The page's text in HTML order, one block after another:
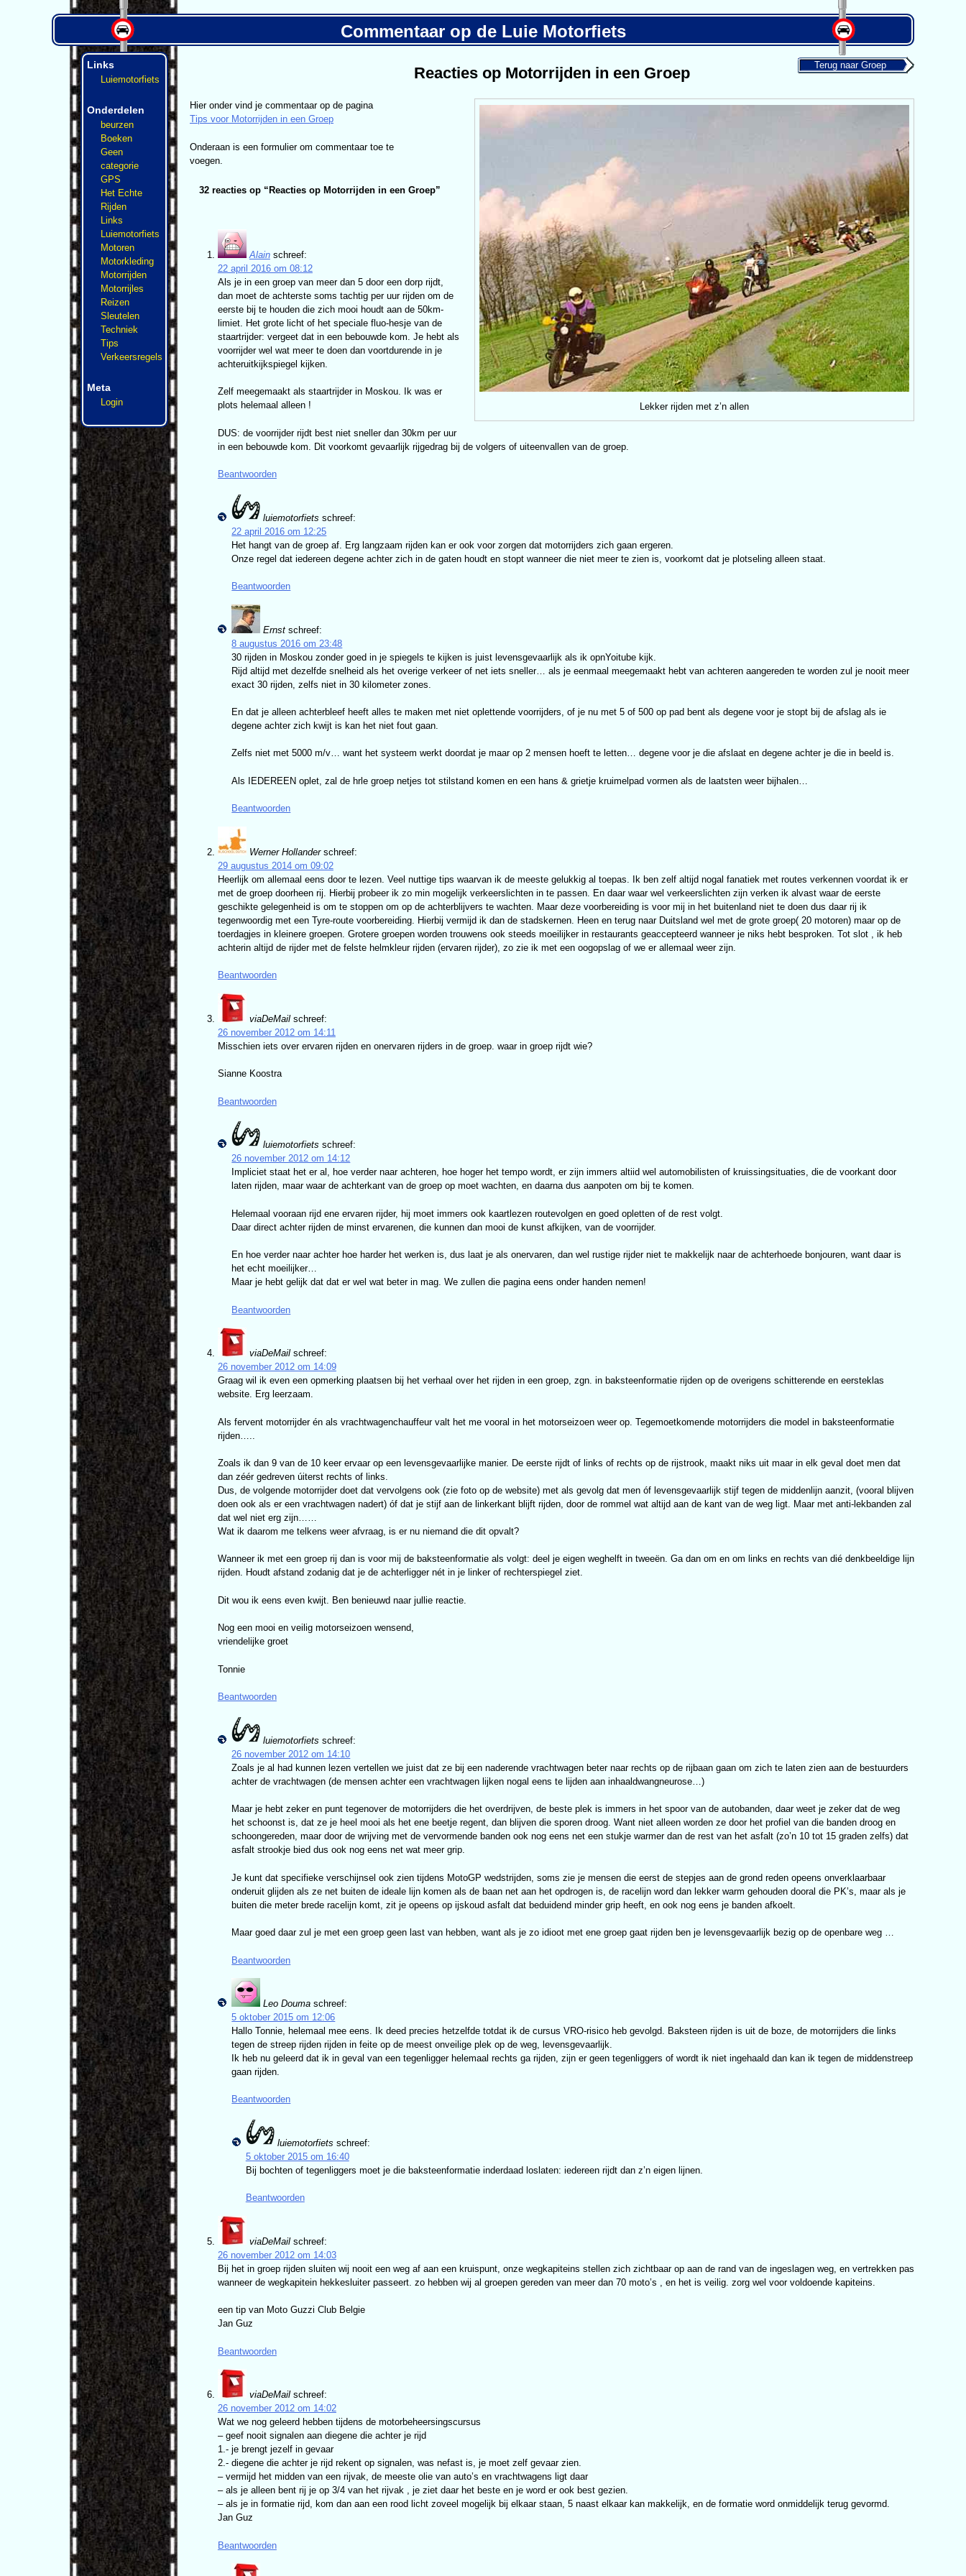
Commentaar op de Luie Motorfiets
Reacties op Motorrijden in een Groep Terug naar Groep
Hier onder vind je commentaar op de pagina
Tips voor Motorrijden in een Groep
Onderaan is een formulier om commentaar toe te
voegen.
Lekker rijden met z’n allen
32 reacties op “ Reacties op Motorrijden in een Groep”
Alain schreef:
22 april 2016 om 08:12
Als je in een groep van meer dan 5 door een dorp rijdt,
dan moet de achterste soms tachtig per uur rijden om de
eerste bij te houden die zich mooi houdt aan de 50km-
limiet. Het grote licht of het speciale fluo-hesje van de
staartrijder: vergeet dat in een bebouwde kom. Je hebt als
voorrijder wel wat meer te doen dan voortdurende in je
achteruitkijkspiegel kijken.
Zelf meegemaakt als staartrijder in Moskou. Ik was er
plots helemaal alleen !
DUS: de voorrijder rijdt best niet sneller dan 30km per uur
in een bebouwde kom. Dit voorkomt gevaarlijk rijgedrag bij de volgers of uiteenvallen van de groep.
Beantwoorden
luiemotorfiets schreef:
22 april 2016 om 12:25
Het hangt van de groep af. Erg langzaam rijden kan er ook voor zorgen dat motorrijders zich gaan ergeren.
Onze regel dat iedereen degene achter zich in de gaten houdt en stopt wanneer die niet meer te zien is, voorkomt dat je plotseling alleen staat.
Beantwoorden
Ernst schreef:
8 augustus 2016 om 23:48
30 rijden in Moskou zonder goed in je spiegels te kijken is juist levensgevaarlijk als ik opnYoitube kijk.
Rijd altijd met dezelfde snelheid als het overige verkeer of net iets sneller… als je eenmaal meegemaakt hebt van achteren aangereden te worden zul je nooit meer
exact 30 rijden, zelfs niet in 30 kilometer zones.
En dat je alleen achterbleef heeft alles te maken met niet oplettende voorrijders, of je nu met 5 of 500 op pad bent als degene voor je stopt bij de afslag als ie
degene achter zich kwijt is kan het niet fout gaan.
Zelfs niet met 5000 m/v… want het systeem werkt doordat je maar op 2 mensen hoeft te letten… degene voor je die afslaat en degene achter je die in beeld is.
Als IEDEREEN oplet, zal de hrle groep netjes tot stilstand komen en een hans & grietje kruimelpad vormen als de laatsten weer bijhalen…
Beantwoorden
Werner Hollander schreef:
29 augustus 2014 om 09:02
Heerlijk om allemaal eens door te lezen. Veel nuttige tips waarvan ik de meeste gelukkig al toepas. Ik ben zelf altijd nogal fanatiek met routes verkennen voordat ik er
met de groep doorheen rij. Hierbij probeer ik zo min mogelijk verkeerslichten in te passen. En daar waar wel verkeerslichten zijn verken ik alvast waar de eerste
geschikte gelegenheid is om te stoppen om op de achterblijvers te wachten. Maar deze voorbereiding is voor mij in het buitenland niet te doen dus daar rij ik
tegenwoordig met een Tyre-route voorbereiding. Hierbij vermijd ik dan de stadskernen. Heen en terug naar Duitsland wel met de grote groep( 20 motoren) maar op de
toerdagjes in kleinere groepen. Grotere groepen worden trouwens ook steeds moeilijker in restaurants geaccepteerd wanneer je niks hebt besproken. Tot slot , ik heb
achterin altijd de rijder met de felste helmkleur rijden (ervaren rijder), zo zie ik met een oogopslag of we er allemaal weer zijn.
Beantwoorden
viaDeMail schreef:
26 november 2012 om 14:11
Misschien iets over ervaren rijden en onervaren rijders in de groep. waar in groep rijdt wie?
Sianne Koostra
Beantwoorden
luiemotorfiets schreef:
26 november 2012 om 14:12
Impliciet staat het er al, hoe verder naar achteren, hoe hoger het tempo wordt, er zijn immers altiid wel automobilisten of kruissingsituaties, die de voorkant door
laten rijden, maar waar de achterkant van de groep op moet wachten, en daarna dus aanpoten om bij te komen.
Helemaal vooraan rijd ene ervaren rijder, hij moet immers ook kaartlezen routevolgen en goed opletten of de rest volgt.
Daar direct achter rijden de minst ervarenen, die kunnen dan mooi de kunst afkijken, van de voorrijder.
En hoe verder naar achter hoe harder het werken is, dus laat je als onervaren, dan wel rustige rijder niet te makkelijk naar de achterhoede bonjouren, want daar is
het echt moeilijker…
Maar je hebt gelijk dat dat er wel wat beter in mag. We zullen die pagina eens onder handen nemen!
Beantwoorden
viaDeMail schreef:
26 november 2012 om 14:09
Graag wil ik even een opmerking plaatsen bij het verhaal over het rijden in een groep, zgn. in baksteenformatie rijden op de overigens schitterende en eersteklas
website. Erg leerzaam.
Als fervent motorrijder én als vrachtwagenchauffeur valt het me vooral in het motorseizoen weer op. Tegemoetkomende motorrijders die model in baksteenformatie
rijden…..
Zoals ik dan 9 van de 10 keer ervaar op een levensgevaarlijke manier. De eerste rijdt of links of rechts op de rijstrook, maakt niks uit maar in elk geval doet men dat
dan zéér gedreven úiterst rechts of links.
Dus, de volgende motorrijder doet dat vervolgens ook (zie foto op de website) met als gevolg dat men óf levensgevaarlijk stijf tegen de middenlijn aanzit, (vooral blijven
doen ook als er een vrachtwagen nadert) óf dat je stijf aan de linkerkant blijft rijden, door de rommel wat altijd aan de kant van de weg ligt. Maar met anti-lekbanden zal
dat wel niet erg zijn……
Wat ik daarom me telkens weer afvraag, is er nu niemand die dit opvalt?
Wanneer ik met een groep rij dan is voor mij de baksteenformatie als volgt: deel je eigen weghelft in tweeën. Ga dan om en om links en rechts van dié denkbeeldige lijn
rijden. Houdt afstand zodanig dat je de achterligger nét in je linker of rechterspiegel ziet.
Dit wou ik eens even kwijt. Ben benieuwd naar jullie reactie.
Nog een mooi en veilig motorseizoen wensend,
vriendelijke groet
Tonnie
Beantwoorden
luiemotorfiets schreef:
26 november 2012 om 14:10
Zoals je al had kunnen lezen vertellen we juist dat ze bij een naderende vrachtwagen beter naar rechts op de rijbaan gaan om zich te laten zien aan de bestuurders
achter de vrachtwagen (de mensen achter een vrachtwagen lijken nogal eens te lijden aan inhaaldwangneurose…)
Maar je hebt zeker en punt tegenover de motorrijders die het overdrijven, de beste plek is immers in het spoor van de autobanden, daar weet je zeker dat de weg
het schoonst is, dat ze je heel mooi als het ene beetje regent, dan blijven die sporen droog. Want niet alleen worden ze door het profiel van die banden droog en
schoongereden, maar door de wrijving met de vervormende banden ook nog eens net een stukje warmer dan de rest van het asfalt (zo’n 10 tot 15 graden zelfs) dat
asfalt strookje bied dus ook nog eens net wat meer grip.
Je kunt dat specifieke verschijnsel ook zien tijdens MotoGP wedstrijden, soms zie je mensen die eerst de stepjes aan de grond reden opeens onverklaarbaar
onderuit glijden als ze net buiten de ideale lijn komen als de baan net aan het opdrogen is, de racelijn word dan lekker warm gehouden dooral die PK’s, maar als je
buiten die meter brede racelijn komt, zit je opeens op ijskoud asfalt dat beduidend minder grip heeft, en ook nog eens je banden afkoelt.
Maar goed daar zul je met een groep geen last van hebben, want als je zo idioot met ene groep gaat rijden ben je levensgevaarlijk bezig op de openbare weg …
Beantwoorden
Leo Douma schreef:
5 oktober 2015 om 12:06
Hallo Tonnie, helemaal mee eens. Ik deed precies hetzelfde totdat ik de cursus VRO-risico heb gevolgd. Baksteen rijden is uit de boze, de motorrijders die links
tegen de streep rijden rijden in feite op de meest onveilige plek op de weg, levensgevaarlijk.
Ik heb nu geleerd dat ik in geval van een tegenligger helemaal rechts ga rijden, zijn er geen tegenliggers of wordt ik niet ingehaald dan kan ik tegen de middenstreep
gaan rijden.
Beantwoorden
luiemotorfiets schreef:
5 oktober 2015 om 16:40
Bij bochten of tegenliggers moet je die baksteenformatie inderdaad loslaten: iedereen rijdt dan z’n eigen lijnen.
Beantwoorden
viaDeMail schreef:
26 november 2012 om 14:03
Bij het in groep rijden sluiten wij nooit een weg af aan een kruispunt, onze wegkapiteins stellen zich zichtbaar op aan de rand van de ingeslagen weg, en vertrekken pas
wanneer de wegkapitein hekkesluiter passeert. zo hebben wij al groepen gereden van meer dan 70 moto’s , en het is veilig. zorg wel voor voldoende kapiteins.
een tip van Moto Guzzi Club Belgie
Jan Guz
Beantwoorden
viaDeMail schreef:
26 november 2012 om 14:02
Wat we nog geleerd hebben tijdens de motorbeheersingscursus
– geef nooit signalen aan diegene die achter je rijd
1.- je brengt jezelf in gevaar
2.- diegene die achter je rijd rekent op signalen, was nefast is, je moet zelf gevaar zien.
– vermijd het midden van een rijvak, de meeste olie van auto’s en vrachtwagens ligt daar
– als je alleen bent rij je op 3/4 van het rijvak , je ziet daar het beste en je word er ook best gezien.
– als je in formatie rijd, kom dan aan een rood licht zoveel mogelijk bij elkaar staan, 5 naast elkaar kan makkelijk, en de formatie word onmiddelijk terug gevormd.
Jan Guz
Beantwoorden
Links
Luiemotorfiets
Onderdelen
beurzen
Boeken
Geen
categorie
GPS
Het Echte
Rijden
Links
Luiemotorfiets
Motoren
Motorkleding
Motorrijden
Motorrijles
Reizen
Sleutelen
Techniek
Tips
Verkeersregels
Meta
Login